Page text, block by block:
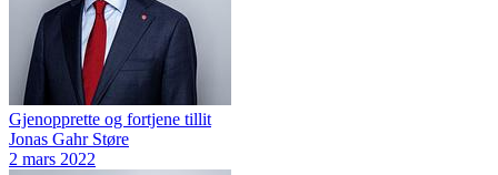
Gjenopprette og fortjene tillit
Jonas Gahr Støre
2 mars 2022